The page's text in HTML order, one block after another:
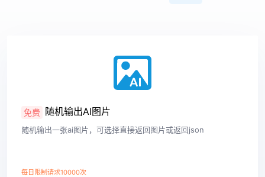
免费 随机输出AI图片
随机输出一张ai图片，可选择直接返回图片或返回json
每日限制请求10000次